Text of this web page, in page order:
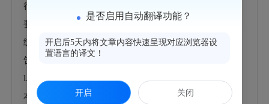
行政诉讼情况”“存在的主要问题及改进情况”“其他需
要报告的事项”六个部分组成。本报告中所列数据的
统计时限为2025年1月1日至2025年12月31日。本报
告在“福州市鼓楼区人民政府门户网站”（http://www.g
l.gov.cn）公布，并报送鼓楼区档案馆，欢迎查阅。对
本报告如有疑问，可与鼓楼区
联系（地址：福
是否启用自动翻译功能？
开启后5天内将文章内容快速呈现对应浏览器设
置语言的译文！
开启 关闭